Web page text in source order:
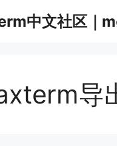
中文社区｜
导